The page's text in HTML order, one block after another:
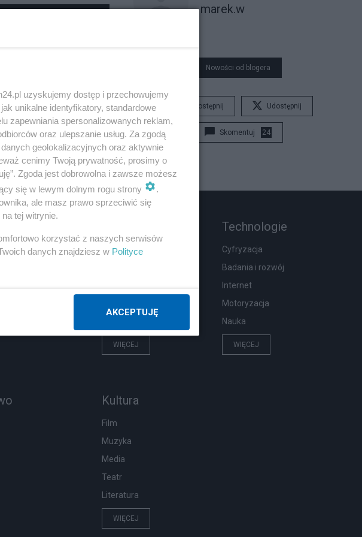
marek.w
Nowości od blogera
Udostępnij Udostępnij
Skomentuj 24
Zdrowie
WIĘCEJ
Technologie
Cyfryzacja
Badania i rozwój
Internet
Motoryzacja
Nauka
WIĘCEJ
Kultura
Film
Muzyka
Media
Teatr
Literatura
WIĘCEJ
uzyskujemy dostęp i przechowujemy
unikalne identyfikatory, standardowe
zapewniania spersonalizowanych reklam,
oraz ulepszanie usług. Za zgodą
geolokalizacyjnych oraz aktywnie
cenimy Twoją prywatność, prosimy o
Zgoda jest dobrowolna i zawsze możesz
się w lewym dolnym rogu strony
.
ale masz prawo sprzeciwić się
tej witrynie.
korzystać z naszych serwisów
danych znajdziesz w Polityce
AKCEPTUJĘ